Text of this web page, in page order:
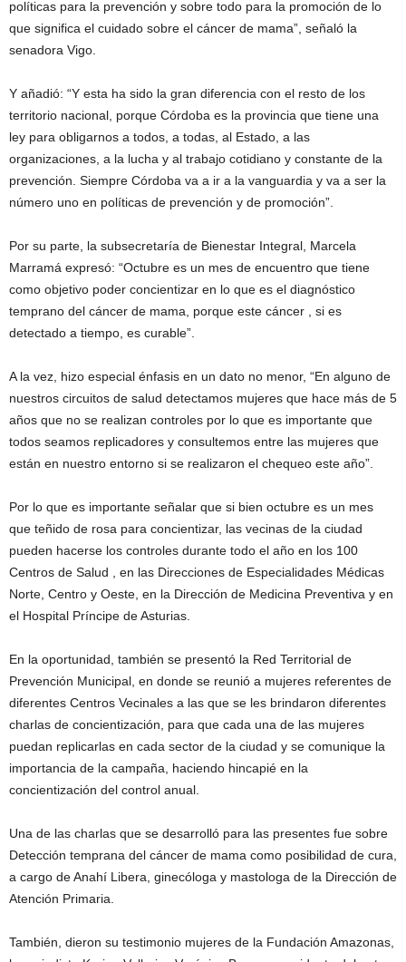
políticas para la prevención y sobre todo para la promoción de lo
que significa el cuidado sobre el cáncer de mama”, señaló la
senadora Vigo.
Y añadió: “Y esta ha sido la gran diferencia con el resto de los
territorio nacional, porque Córdoba es la provincia que tiene una
ley para obligarnos a todos, a todas, al Estado, a las
organizaciones, a la lucha y al trabajo cotidiano y constante de la
prevención. Siempre Córdoba va a ir a la vanguardia y va a ser la
número uno en políticas de prevención y de promoción”.
Por su parte, la subsecretaría de Bienestar Integral, Marcela
Marramá expresó: “Octubre es un mes de encuentro que tiene
como objetivo poder concientizar en lo que es el diagnóstico
temprano del cáncer de mama, porque este cáncer , si es
detectado a tiempo, es curable”.
A la vez, hizo especial énfasis en un dato no menor, “En alguno de
nuestros circuitos de salud detectamos mujeres que hace más de 5
años que no se realizan controles por lo que es importante que
todos seamos replicadores y consultemos entre las mujeres que
están en nuestro entorno si se realizaron el chequeo este año”.
Por lo que es importante señalar que si bien octubre es un mes
que teñido de rosa para concientizar, las vecinas de la ciudad
pueden hacerse los controles durante todo el año en los 100
Centros de Salud , en las Direcciones de Especialidades Médicas
Norte, Centro y Oeste, en la Dirección de Medicina Preventiva y en
el Hospital Príncipe de Asturias.
En la oportunidad, también se presentó la Red Territorial de
Prevención Municipal, en donde se reunió a mujeres referentes de
diferentes Centros Vecinales a las que se les brindaron diferentes
charlas de concientización, para que cada una de las mujeres
puedan replicarlas en cada sector de la ciudad y se comunique la
importancia de la campaña, haciendo hincapié en la
concientización del control anual.
Una de las charlas que se desarrolló para las presentes fue sobre
Detección temprana del cáncer de mama como posibilidad de cura,
a cargo de Anahí Libera, ginecóloga y mastologa de la Dirección de
Atención Primaria.
También, dieron su testimonio mujeres de la Fundación Amazonas,